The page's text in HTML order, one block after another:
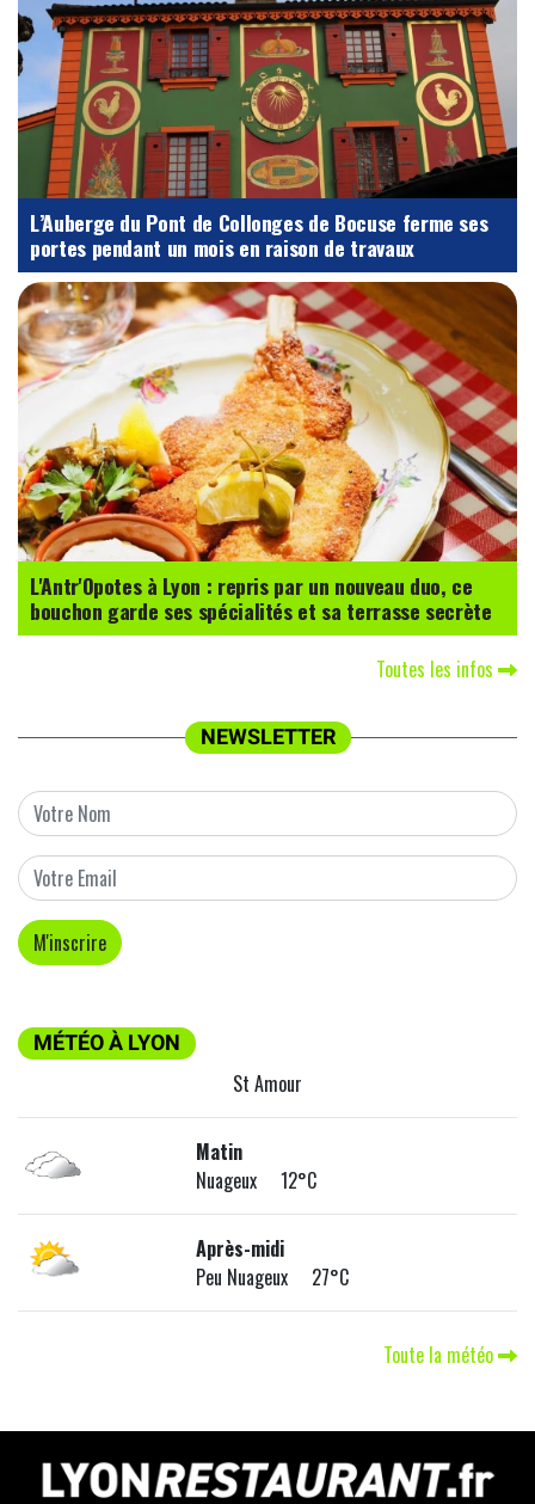
L’Auberge du Pont de Collonges de Bocuse ferme ses
portes pendant un mois en raison de travaux
L'Antr'Opotes à Lyon : repris par un nouveau duo, ce
bouchon garde ses spécialités et sa terrasse secrète
Toutes les infos
NEWSLETTER
MÉTÉO À LYON
St Amour
Matin
Nuageux 12°C
Après-midi
Peu Nuageux 27°C
Toute la météo